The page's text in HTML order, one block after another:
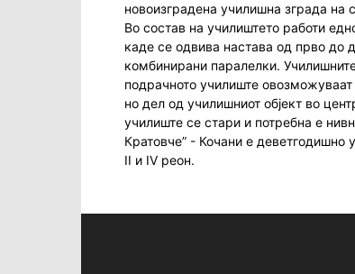
новоизградена училишна зграда на
Во состав на училиштето работи
каде се одвива настава од прво до
комбинирани паралелки.
подрачното училиште
но дел од училишниот објект во
училиште се стари и потребна е
Кратовче” - Кочани е деветгодишно
II и IV реон.